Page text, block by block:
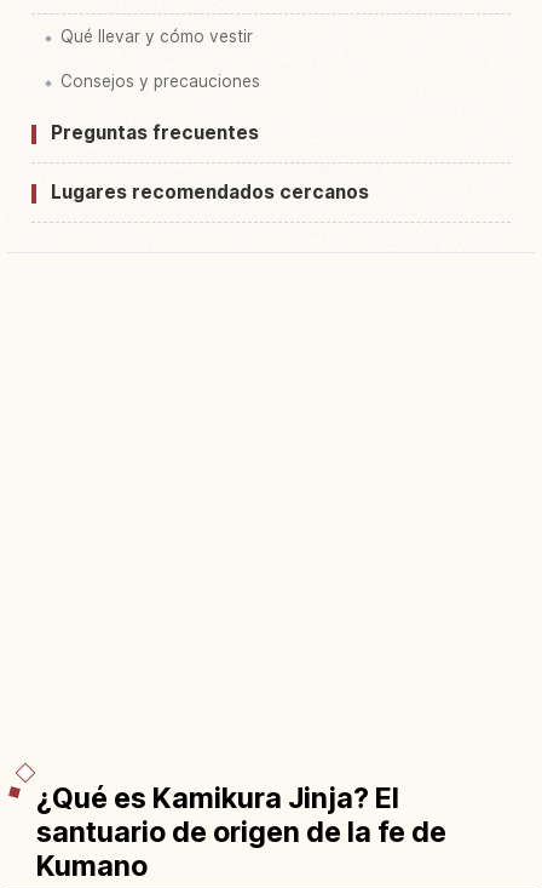
Qué llevar y cómo vestir
Consejos y precauciones
Preguntas frecuentes
Lugares recomendados cercanos
¿Qué es Kamikura Jinja? El
santuario de origen de la fe de
Kumano